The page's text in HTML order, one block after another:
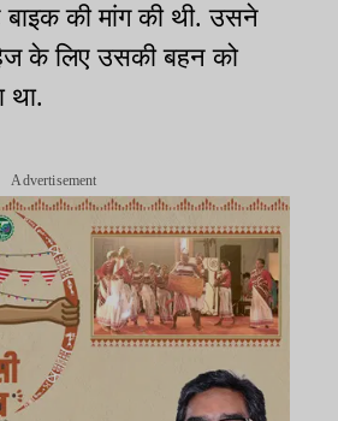
की मांग की थी. उसने
के लिए उसकी बहन को
था.
Advertisement